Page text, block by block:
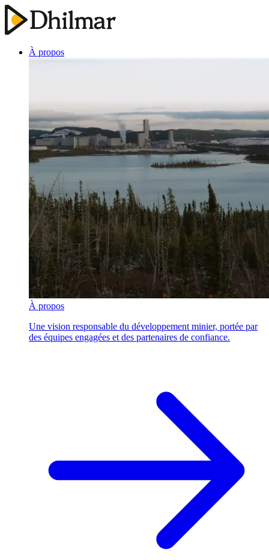
À propos
À propos
Une vision responsable du développement minier, portée par
des équipes engagées et des partenaires de confiance.